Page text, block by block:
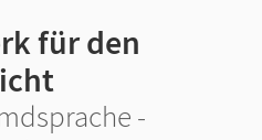
für den
-